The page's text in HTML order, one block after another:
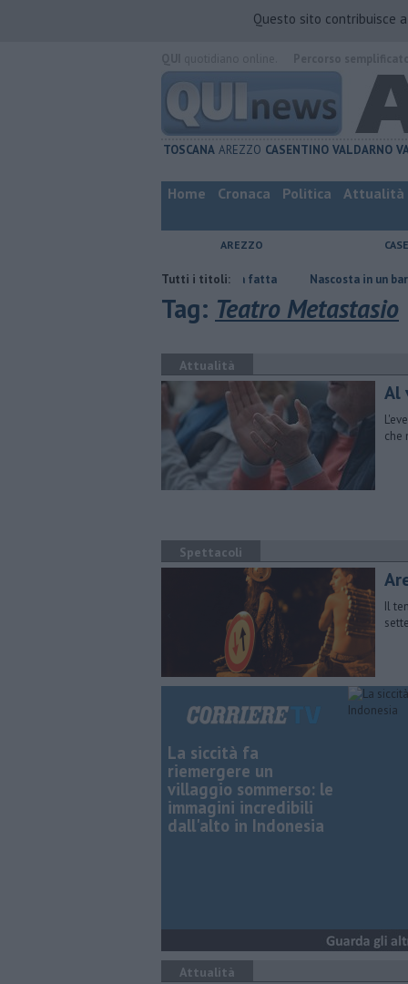
Questo sito contribuisce
TOSCANA AREZZO CASENTINO VALDARNO
Home Cronaca Politica Attualità
AREZZO
Tutti i titoli:
da legionella, non ce l'ha fatta Nascosta in un bar per
Tag: Teatro Metastasio
Attualità
Al
che
Spettacoli
Il
La siccità fa
riemergere un
villaggio sommerso: le
immagini incredibili
dall'alto in Indonesia
Attualità